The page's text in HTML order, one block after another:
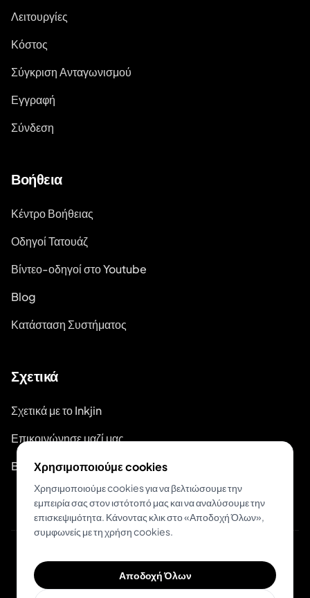
Λειτουργίες
Κόστος
Σύγκριση Ανταγωνισμού
Εγγραφή
Σύνδεση
Βοήθεια
Κέντρο Βοήθειας
Οδηγοί Τατουάζ
Βίντεο-οδηγοί στο Youtube
Blog
Κατάσταση Συστήματος
Σχετικά
Σχετικά με το Inkjin
Επικοινώνησε μαζί μας
Branding Kit
© 2026 Inkjin
Πολιτική ΑπορρήτουΌροι Χρήσης
Χρησιμοποιούμε cookies
Χρησιμοποιούμε cookies για να βελτιώσουμε την
εμπειρία σας στον ιστότοπό μας και να αναλύσουμε την
επισκεψιμότητα. Κάνοντας κλικ στο «Αποδοχή Όλων»,
συμφωνείς με τη χρήση cookies.
Αποδοχή Όλων